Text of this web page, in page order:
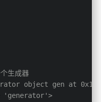
生成器
object gen at
'generator'>